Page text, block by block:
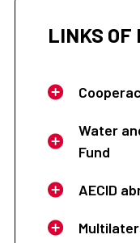
LINKS OF
Water
Fund
AECID